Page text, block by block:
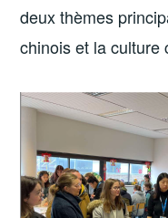
deux thèmes
chinois et la culture